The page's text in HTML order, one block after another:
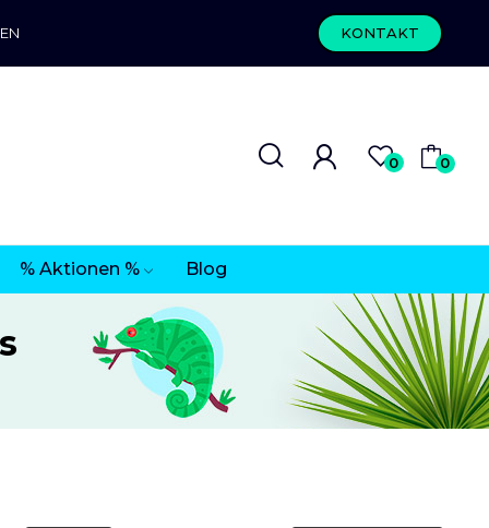
KONTAKT
0 0
% Aktionen % Blog